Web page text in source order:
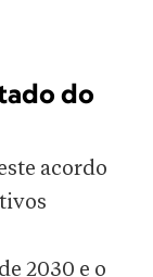
do
acordo
2030 e o